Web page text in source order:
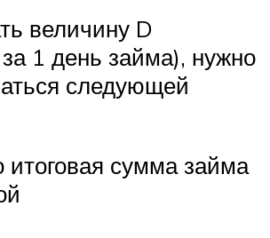
величину D
1 день займа), нужно
следующей
итоговая сумма займа